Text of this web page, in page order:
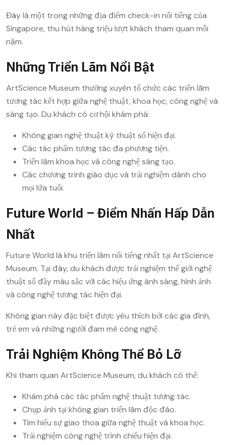
Đây là một trong những địa điểm check-in nổi tiếng của
Singapore, thu hút hàng triệu lượt khách tham quan mỗi
năm.
Những Triển Lãm Nổi Bật
ArtScience Museum thường xuyên tổ chức các triển lãm
tương tác kết hợp giữa nghệ thuật, khoa học, công nghệ và
sáng tạo. Du khách có cơ hội khám phá:
Không gian nghệ thuật kỹ thuật số hiện đại.
Các tác phẩm tương tác đa phương tiện.
Triển lãm khoa học và công nghệ sáng tạo.
Các chương trình giáo dục và trải nghiệm dành cho
mọi lứa tuổi.
Future World – Điểm Nhấn Hấp Dẫn
Nhất
Future World là khu triển lãm nổi tiếng nhất tại ArtScience
Museum. Tại đây, du khách được trải nghiệm thế giới nghệ
thuật số đầy màu sắc với các hiệu ứng ánh sáng, hình ảnh
và công nghệ tương tác hiện đại.
Không gian này đặc biệt được yêu thích bởi các gia đình,
trẻ em và những người đam mê công nghệ.
Trải Nghiệm Không Thể Bỏ Lỡ
Khi tham quan ArtScience Museum, du khách có thể:
Khám phá các tác phẩm nghệ thuật tương tác.
Chụp ảnh tại không gian triển lãm độc đáo.
Tìm hiểu sự giao thoa giữa nghệ thuật và khoa học.
Trải nghiệm công nghệ trình chiếu hiện đại.